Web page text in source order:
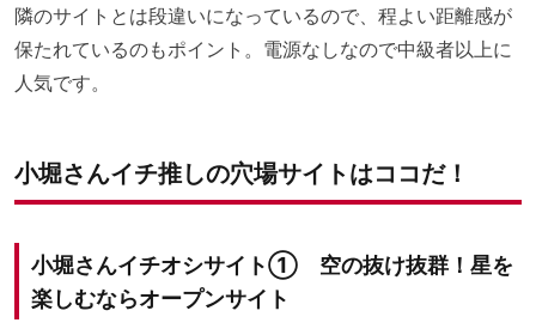
隣のサイトとは段違いになっているので、程よい距離感が
保たれているのもポイント。電源なしなので中級者以上に
人気です。
小堀さんイチ推しの穴場サイトはココだ！
小堀さんイチオシサイト① 空の抜け抜群！星を
楽しむならオープンサイト